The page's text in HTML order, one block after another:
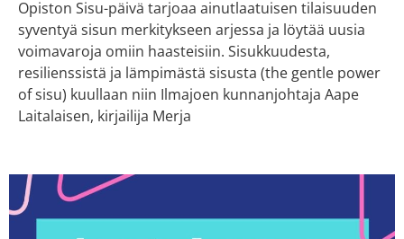
Opiston Sisu-päivä tarjoaa ainutlaatuisen tilaisuuden
syventyä sisun merkitykseen arjessa ja löytää uusia
voimavaroja omiin haasteisiin. Sisukkuudesta,
resilienssistä ja lämpimästä sisusta (the gentle power
of sisu) kuullaan niin Ilmajoen kunnanjohtaja Aape
Laitalaisen, kirjailija Merja